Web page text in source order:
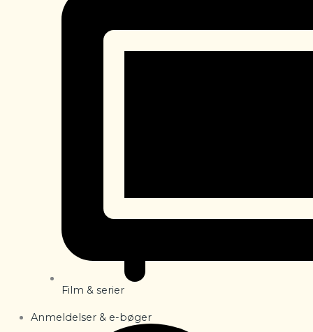
Film & serier
Anmeldelser & e-bøger